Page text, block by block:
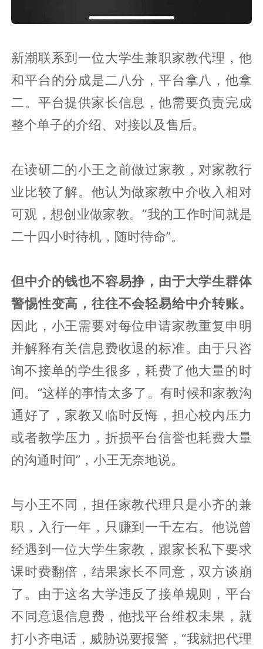
新潮联系到一位大学生兼职家教代理，他
和平台的分成是二八分，平台拿八，他拿
二。平台提供家长信息，他需要负责完成
整个单子的介绍、对接以及售后。
在读研二的小王之前做过家教，对家教行
业比较了解。他认为做家教中介收入相对
可观，想创业做家教。“我的工作时间就是
二十四小时待机，随时待命”。
但中介的钱也不容易挣，由于大学生群体
警惕性变高，往往不会轻易给中介转账。
因此，小王需要对每位申请家教重复申明
并解释有关信息费收退的标准。由于只咨
询不接单的学生很多，耗费了他大量的时
间。“这样的事情太多了。有时候和家教沟
通好了，家教又临时反悔，担心校内压力
或者教学压力，折损平台信誉也耗费大量
的沟通时间”，小王无奈地说。
与小王不同，担任家教代理只是小齐的兼
职，入行一年，只赚到一千左右。他说曾
经遇到一位大学生家教，跟家长私下要求
课时费翻倍，结果家长不同意，双方谈崩
了。由于这名大学违反了接单规则，平台
不同意退信息费，他找平台维权未果，就
打小齐电话，威胁说要报警，“我就把代理